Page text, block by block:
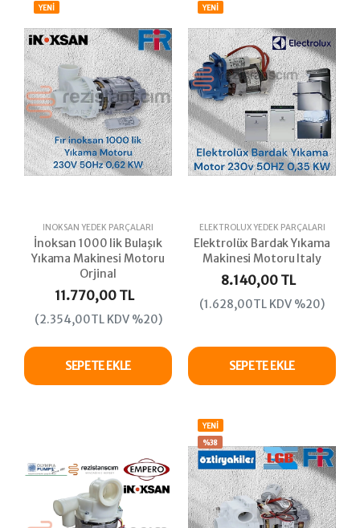
YENİ
İNOKSAN YEDEK PARÇALARI
İnoksan 1000 lik Bulaşık
Yıkama Makinesi Motoru
Orjinal
11.770,00 TL
(2.354,00TL KDV %20)
SEPETE EKLE
YENİ
ELEKTROLÜX YEDEK PARÇALARI
Elektrolüx Bardak Yıkama
Makinesi Motoru Italy
8.140,00 TL
(1.628,00TL KDV %20)
SEPETE EKLE
YENİ
%38